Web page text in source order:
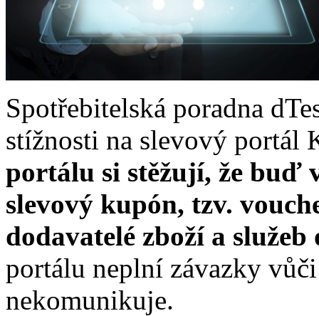
Spotřebitelská poradna
stížnosti na slevový portál
portálu si stěžují, že buď
slevový kupón, tzv.
dodavatelé zboží a
portálu neplní závazky
nekomunikuje.